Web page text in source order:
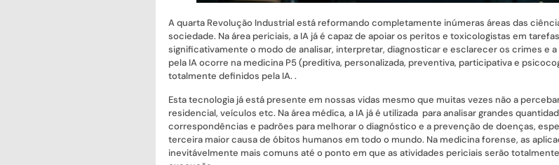
A quarta Revolução Industrial está reformando completamente inúmeras áreas das
sociedade. Na área periciais, a IA já é capaz de apoiar os peritos e toxicologistas em
significativamente o modo de analisar, interpretar, diagnosticar e esclarecer os crimes e
pela IA ocorre na medicina P5 (preditiva, personalizada, preventiva, participativa e
totalmente definidos pela IA. .
Esta tecnologia já está presente em nossas vidas mesmo que muitas vezes não a
residencial, veículos etc. Na área médica, a IA já é utilizada para analisar grandes
correspondências e padrões para melhorar o diagnóstico e a prevenção de doenças,
terceira maior causa de óbitos humanos em todo o mundo. Na medicina forense, as
inevitávelmente mais comuns até o ponto em que as atividades periciais serão